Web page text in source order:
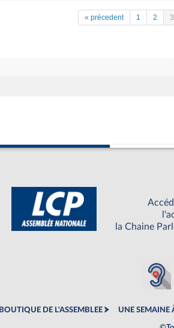
« précedent 1 2 3
la Chaine
BOUTIQUE DE L'ASSEMBLEE UNE SEMAINE